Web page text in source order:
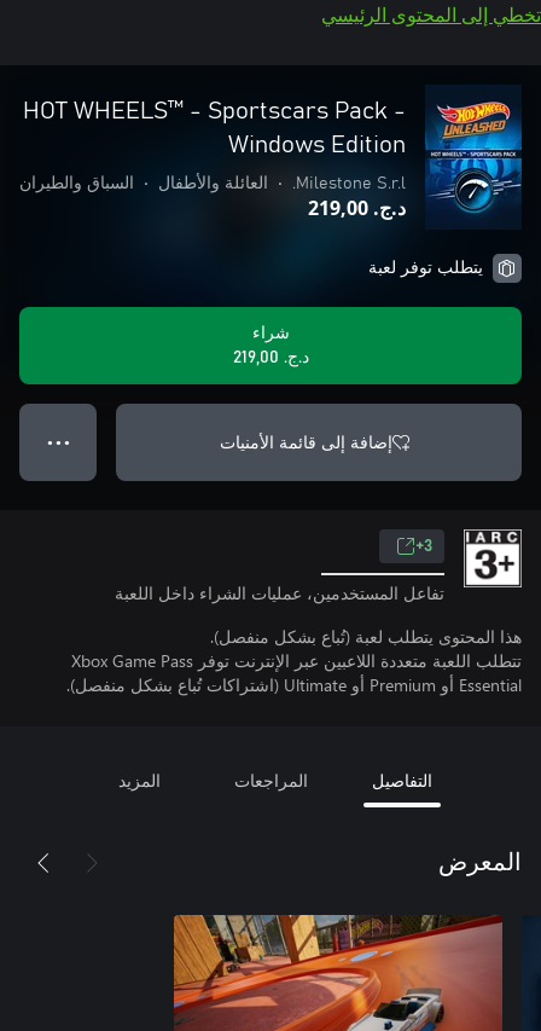
تخطي إلى المحتوى الرئيسي
HOT WHEELS™ - Sportscars Pack -
Windows Edition
Milestone S.r.l.
• العائلة والأطفال • السباق والطيران
د.ج.‏ 219,00
يتطلب توفر لعبة
شراء
د.ج.‏ 219,00
إضافة إلى قائمة الأمنيات ● ● ●
3+
تفاعل المستخدمين، عمليات الشراء داخل اللعبة
هذا المحتوى يتطلب لعبة (تُباع بشكل منفصل).
تتطلب اللعبة متعددة اللاعبين عبر الإنترنت توفر Xbox Game Pass
Essential أو Premium أو Ultimate (اشتراكات تُباع بشكل منفصل).
التفاصيل المراجعات المزيد
المعرض